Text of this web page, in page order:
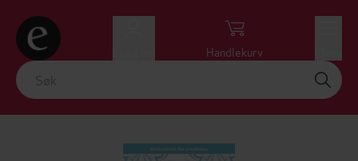
Handlekurv